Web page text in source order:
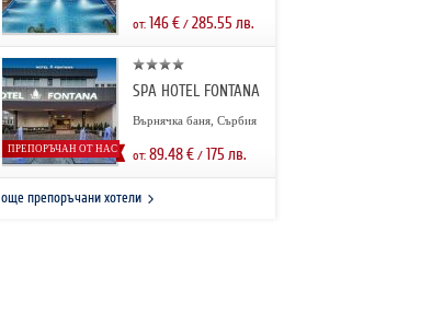
от: 146€/ 285.55 лв.
ПРЕПОРЪЧАН ОТ НАС
SPA HOTEL FONTANA
Върнячка баня, Сърбия
от: 89.48€/ 175 лв.
още препоръчани хотели